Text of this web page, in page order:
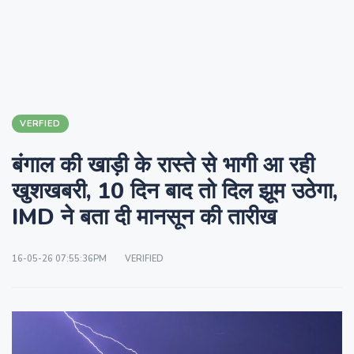
VERFIED
बंगाल की खाड़ी के रास्ते से भागी आ रही
खुशखबरी, 10 दिन बाद तो दिल झूम उठेगा,
IMD ने बता दी मानसून की तारीख
16-05-26 07:55:36PM VERIFIED